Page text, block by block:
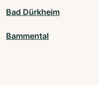
Bad Dürkheim
Bammental